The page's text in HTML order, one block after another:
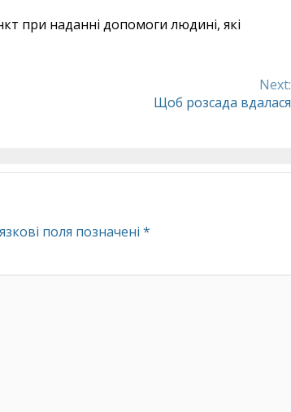
при наданні допомоги людині, які
Next:
Щоб розсада вдалася
поля позначені *